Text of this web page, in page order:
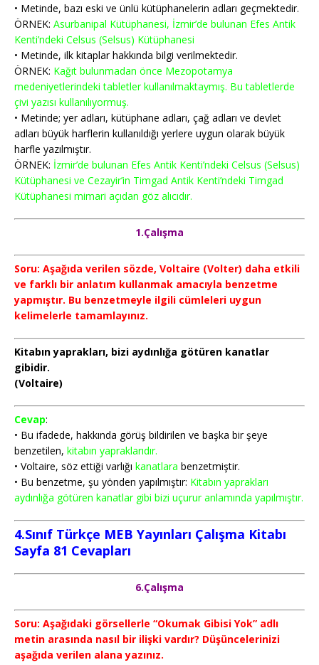
• Metinde, bazı eski ve ünlü kütüphanelerin adları geçmektedir.
ÖRNEK: Asurbanipal Kütüphanesi, İzmir’de bulunan Efes Antik
Kenti’ndeki Celsus (Selsus) Kütüphanesi
• Metinde, ilk kitaplar hakkında bilgi verilmektedir.
ÖRNEK: Kağıt bulunmadan önce Mezopotamya
medeniyetlerindeki tabletler kullanılmaktaymış. Bu tabletlerde
çivi yazısı kullanılıyormuş.
• Metinde; yer adları, kütüphane adları, çağ adları ve devlet
adları büyük harflerin kullanıldığı yerlere uygun olarak büyük
harfle yazılmıştır.
ÖRNEK: İzmir’de bulunan Efes Antik Kenti’ndeki Celsus (Selsus)
Kütüphanesi ve Cezayir’in Timgad Antik Kenti’ndeki Timgad
Kütüphanesi mimari açıdan göz alıcıdır.
1.Çalışma
Soru: Aşağıda verilen sözde, Voltaire (Volter) daha etkili
ve farklı bir anlatım kullanmak amacıyla benzetme
yapmıştır. Bu benzetmeyle ilgili cümleleri uygun
kelimelerle tamamlayınız.
Kitabın yaprakları, bizi aydınlığa götüren kanatlar
gibidir.
(Voltaire)
Cevap:
• Bu ifadede, hakkında görüş bildirilen ve başka bir şeye
benzetilen, kitabın yapraklarıdır.
• Voltaire, söz ettiği varlığı kanatlara benzetmiştir.
• Bu benzetme, şu yönden yapılmıştır: Kitabın yaprakları
aydınlığa götüren kanatlar gibi bizi uçurur anlamında yapılmıştır.
4.Sınıf Türkçe MEB Yayınları Çalışma Kitabı
Sayfa 81 Cevapları
6.Çalışma
Soru: Aşağıdaki görsellerle “Okumak Gibisi Yok” adlı
metin arasında nasıl bir ilişki vardır? Düşüncelerinizi
aşağıda verilen alana yazınız.